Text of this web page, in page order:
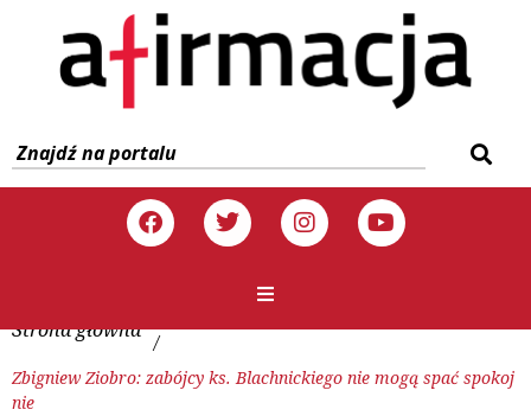
Strona główna /
Zbigniew Ziobro: zabójcy ks. Blachnickiego nie mogą spać spokoj
nie